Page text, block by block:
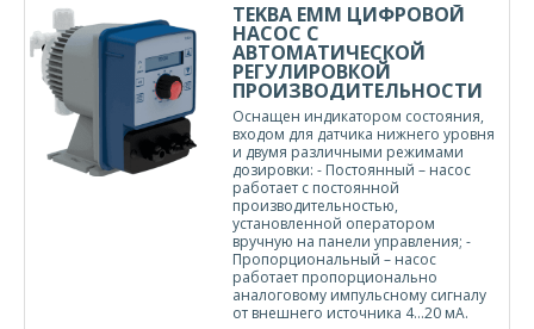
TEKBA EMМ ЦИФРОВОЙ
НАСОС С
АВТОМАТИЧЕСКОЙ
РЕГУЛИРОВКОЙ
ПРОИЗВОДИТЕЛЬНОСТИ
Оснащен индикатором состояния,
входом для датчика нижнего уровня
и двумя различными режимами
дозировки: - Постоянный – насос
работает с постоянной
производительностью,
установленной оператором
вручную на панели управления; -
Пропорциональный – насос
работает пропорционально
аналоговому импульсному сигналу
от внешнего источника 4…20 мА.